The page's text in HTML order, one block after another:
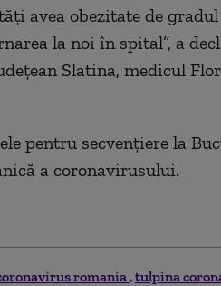
avea obezitate de
la noi în spital”, a
Slatina, medicul
pentru secvențiere la
a coronavirusului.
romania tulpina